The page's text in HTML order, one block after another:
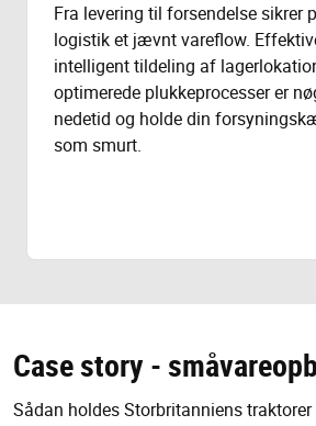
Fra levering til forsendelse sikrer
logistik et jævnt vareflow.
intelligent tildeling af
optimerede plukkeprocesser er
nedetid og holde din
som smurt.
Case story -
Sådan holdes Storbritanniens